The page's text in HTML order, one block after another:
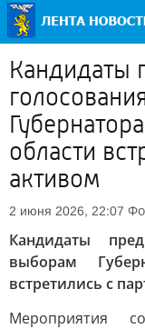
Кандидаты
области
активом
2 июня 2026, 22:07
Кандидаты
выборам
встретились с
Мероприятия